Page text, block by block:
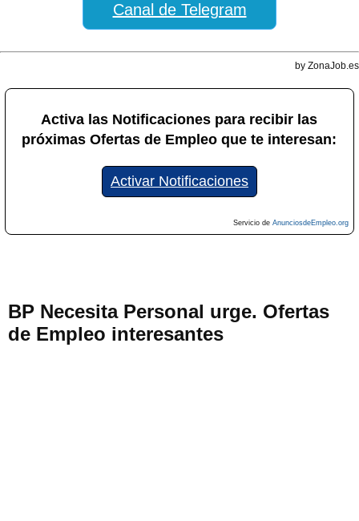
Canal de Telegram
by ZonaJob.es
Activa las Notificaciones para recibir las
próximas Ofertas de Empleo que te interesan:
Activar Notificaciones
Servicio de AnunciosdeEmpleo.org
BP Necesita Personal urge. Ofertas
de Empleo interesantes